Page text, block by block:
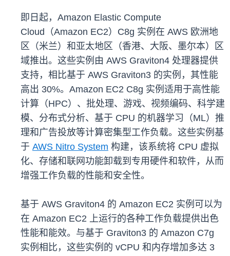
即日起，Amazon Elastic Compute
Cloud（Amazon EC2）C8g 实例在 AWS 欧洲地
区（米兰）和亚太地区（香港、大阪、墨尔本）区
域推出。这些实例由 AWS Graviton4 处理器提供
支持，相比基于 AWS Graviton3 的实例，其性能
高出 30%。Amazon EC2 C8g 实例适用于高性能
计算（HPC）、批处理、游戏、视频编码、科学建
模、分布式分析、基于 CPU 的机器学习（ML）推
理和广告投放等计算密集型工作负载。这些实例基
于 AWS Nitro System 构建，该系统将 CPU 虚拟
化、存储和联网功能卸载到专用硬件和软件，从而
增强工作负载的性能和安全性。
基于 AWS Graviton4 的 Amazon EC2 实例可以为
在 Amazon EC2 上运行的各种工作负载提供出色
性能和能效。与基于 Graviton3 的 Amazon C7g
实例相比，这些实例的 vCPU 和内存增加多达 3